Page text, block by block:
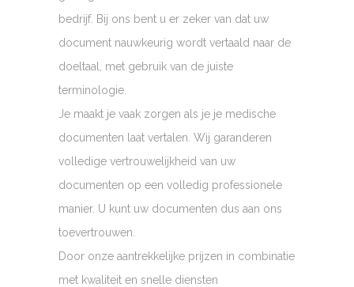
bedrijf. Bij ons bent u er zeker van dat uw
document nauwkeurig wordt vertaald naar de
doeltaal, met gebruik van de juiste
terminologie.
Je maakt je vaak zorgen als je je medische
documenten laat vertalen. Wij garanderen
volledige vertrouwelijkheid van uw
documenten op een volledig professionele
manier. U kunt uw documenten dus aan ons
toevertrouwen.
Door onze aantrekkelijke prijzen in combinatie
met kwaliteit en snelle diensten